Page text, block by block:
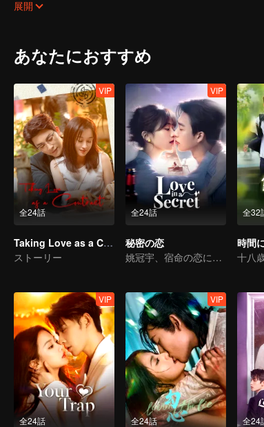
ない発展の道のりを描いています。
展開
あなたにおすすめ
全24話
VIP
Taking Love as a Contract
ストーリー
全24話
VIP
秘密の恋
姚冠宇、宿命の恋に揺れる
全32
時間
全24話
VIP
全24話
VIP
全24